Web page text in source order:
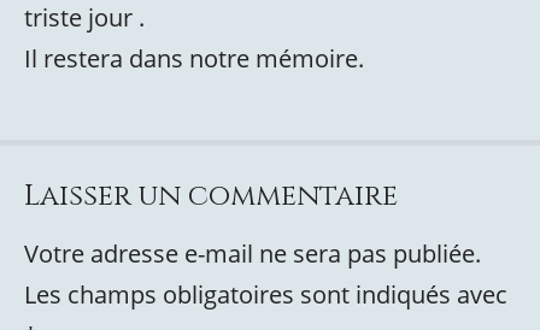
triste jour .
Il restera dans notre mémoire.
Laisser un commentaire
Votre adresse e-mail ne sera pas publiée.
Les champs obligatoires sont indiqués avec